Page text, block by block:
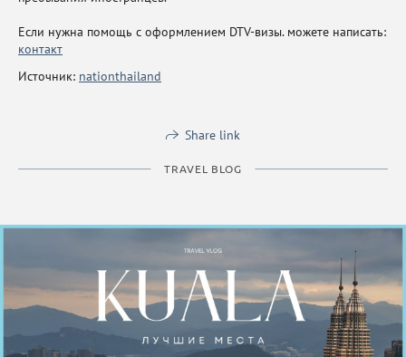
Если нужна помощь с оформлением DTV-визы. можете написать:
контакт
Источник: nationthailand
Share link
TRAVEL BLOG